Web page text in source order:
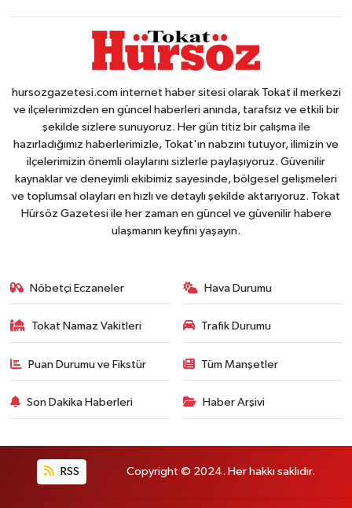
hursozgazetesi.com internet haber sitesi olarak Tokat il merkezi
ve ilçelerimizden en güncel haberleri anında, tarafsız ve etkili bir
şekilde sizlere sunuyoruz. Her gün titiz bir çalışma ile
hazırladığımız haberlerimizle, Tokat'ın nabzını tutuyor, ilimizin ve
ilçelerimizin önemli olaylarını sizlerle paylaşıyoruz. Güvenilir
kaynaklar ve deneyimli ekibimiz sayesinde, bölgesel gelişmeleri
ve toplumsal olayları en hızlı ve detaylı şekilde aktarıyoruz. Tokat
Hürsöz Gazetesi ile her zaman en güncel ve güvenilir habere
ulaşmanın keyfini yaşayın.
Nöbetçi Eczaneler Hava Durumu
Tokat Namaz Vakitleri Trafik Durumu
Puan Durumu ve Fikstür Tüm Manşetler
Son Dakika Haberleri Haber Arşivi
RSS Copyright © 2024. Her hakkı saklıdır.